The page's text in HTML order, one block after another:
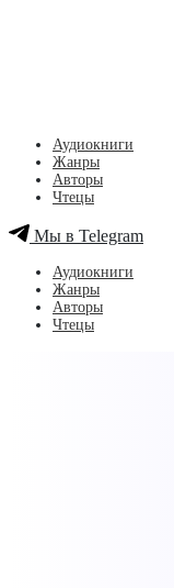
Аудиокниги
Жанры
Авторы
Чтецы
Мы в Telegram
Аудиокниги
Жанры
Авторы
Чтецы